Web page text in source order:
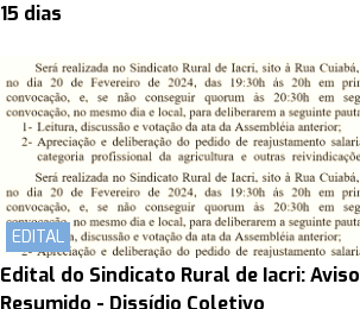
15 dias
EDITAL
Edital do Sindicato Rural de Iacri: Aviso